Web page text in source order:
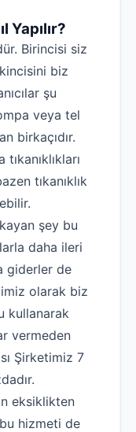
Yapılır?
Birincisi siz
biz
şu
veya tel
birkaçıdır.
tıkanıklık
şey bu
daha ileri
giderler de
olarak biz
kullanarak
vermeden
Şirketimiz 7
eksiklikten
hizmeti de